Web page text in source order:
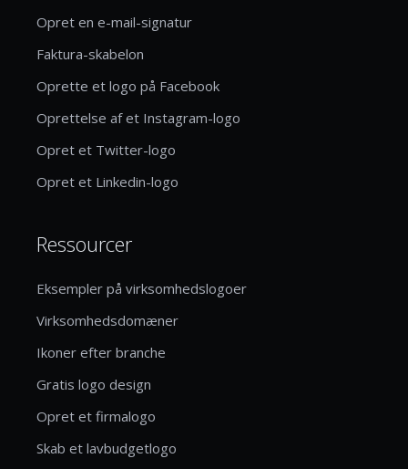
Opret en e-mail-signatur
Faktura-skabelon
Oprette et logo på Facebook
Oprettelse af et Instagram-logo
Opret et Twitter-logo
Opret et Linkedin-logo
Ressourcer
Eksempler på virksomhedslogoer
Virksomhedsdomæner
Ikoner efter branche
Gratis logo design
Opret et firmalogo
Skab et lavbudgetlogo